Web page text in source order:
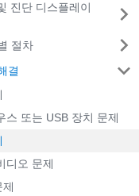
진단 디스플레이
절차
결
스 또는 USB 장치 문제
디오 문제